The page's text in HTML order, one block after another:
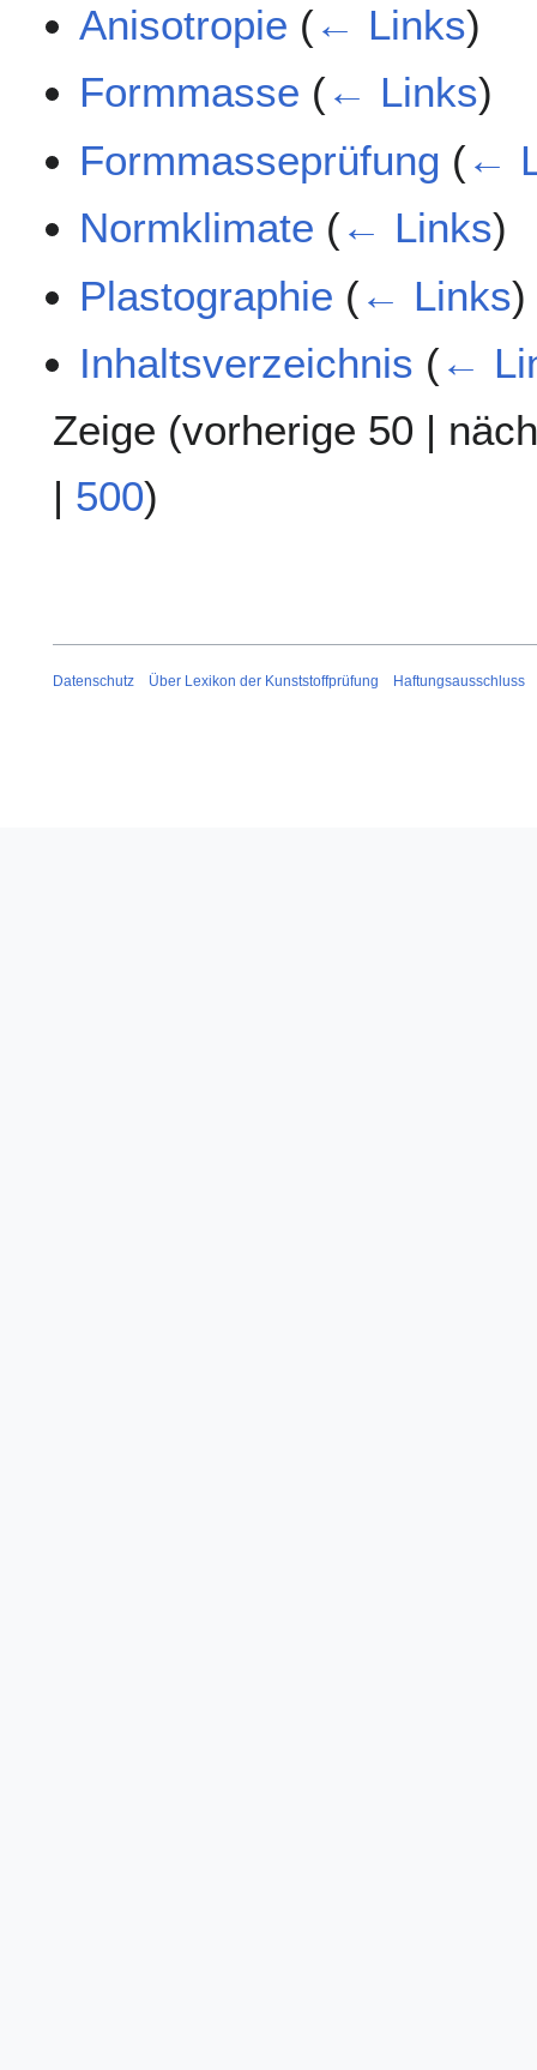
Anisotropie (← Links)
Formmasse (← Links)
Formmasseprüfung (←
Normklimate (← Links)
Plastographie (← Links)
Inhaltsverzeichnis (←
Zeige (vorherige 50 |
| 500)
Datenschutz Über Lexikon der Kunststoffprüfung Haftungsausschluss